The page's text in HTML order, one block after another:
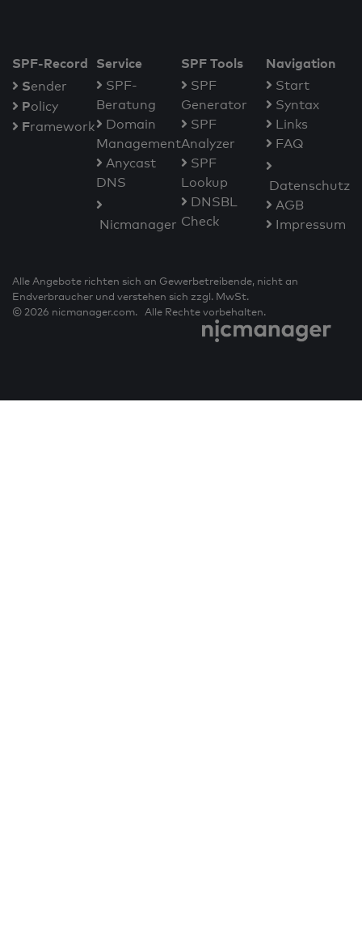
SPF-Record
Sender
Policy
Framework
Service
SPF-
Beratung
Domain
Management
Anycast
DNS
Nicmanager
SPF Tools
SPF
Generator
SPF
Analyzer
SPF
Lookup
DNSBL
Check
Navigation
Start
Syntax
Links
FAQ
Datenschutz
AGB
Impressum
Alle Angebote richten sich an Gewerbetreibende, nicht an
Endverbraucher und verstehen sich zzgl. MwSt.
© 2026 nicmanager.com. Alle Rechte vorbehalten.